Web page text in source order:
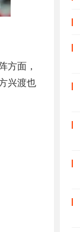
方面，
兴渡也